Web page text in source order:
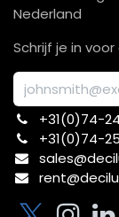
Nederland
Schrijf je in
+31(0)74-
+31(0)74-